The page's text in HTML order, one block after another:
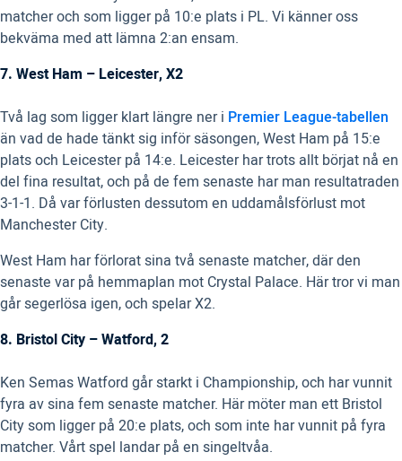
matcher och som ligger på 10:e plats i PL. Vi känner oss
bekväma med att lämna 2:an ensam.
7. West Ham – Leicester, X2
Två lag som ligger klart längre ner i Premier League-tabellen
än vad de hade tänkt sig inför säsongen, West Ham på 15:e
plats och Leicester på 14:e. Leicester har trots allt börjat nå en
del fina resultat, och på de fem senaste har man resultatraden
3-1-1. Då var förlusten dessutom en uddamålsförlust mot
Manchester City.
West Ham har förlorat sina två senaste matcher, där den
senaste var på hemmaplan mot Crystal Palace. Här tror vi man
går segerlösa igen, och spelar X2.
8. Bristol City – Watford, 2
Ken Semas Watford går starkt i Championship, och har vunnit
fyra av sina fem senaste matcher. Här möter man ett Bristol
City som ligger på 20:e plats, och som inte har vunnit på fyra
matcher. Vårt spel landar på en singeltvåa.